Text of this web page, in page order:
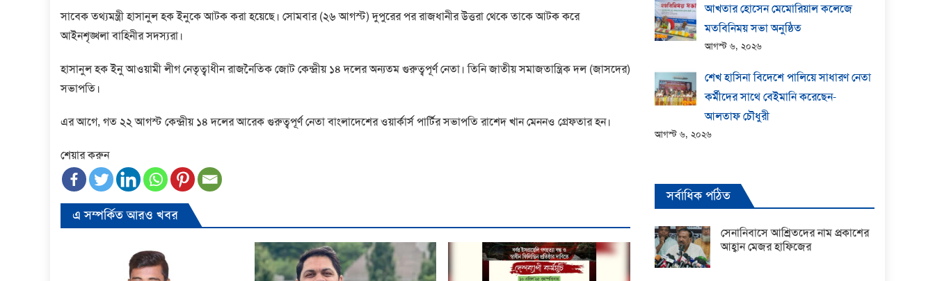
সাবেক তথ্যমন্ত্রী হাসানুল হক ইনুকে আটক করা হয়েছে। সোমবার (২৬ আগস্ট) দুপুরের পর রাজধানীর উত্তরা থেকে তাকে আটক করে
আইনশৃঙ্খলা বাহিনীর সদস্যরা।
হাসানুল হক ইনু আওয়ামী লীগ নেতৃত্বাধীন রাজনৈতিক জোট কেন্দ্রীয় ১৪ দলের অন্যতম গুরুত্বপূর্ণ নেতা। তিনি জাতীয় সমাজতান্ত্রিক দল (জাসদের)
সভাপতি।
এর আগে, গত ২২ আগস্ট কেন্দ্রীয় ১৪ দলের আরেক গুরুত্বপূর্ণ নেতা বাংলাদেশের ওয়ার্কার্স পার্টির সভাপতি রাশেদ খান মেননও গ্রেফতার হন।
শেয়ার করুন
এ সম্পর্কিত আরও খবর
আখতার হোসেন মেমোরিয়াল কলেজে
মতবিনিময় সভা অনুষ্ঠিত
আগস্ট ৬, ২০২৬
শেখ হাসিনা বিদেশে পালিয়ে সাধারণ নেতা
কর্মীদের সাথে বেইমানি করেছেন-
আলতাফ চৌধুরী
আগস্ট ৬, ২০২৬
সর্বাধিক পঠিত
সেনানিবাসে আশ্রিতদের নাম প্রকাশের
আহ্বান মেজর হাফিজের